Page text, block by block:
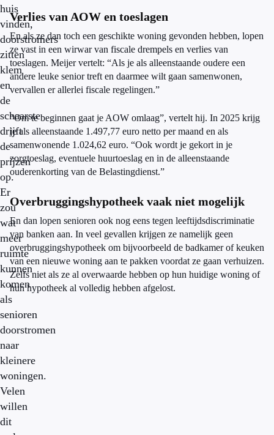
huis
vinden,
doorstromers
zitten
klem
en
de
schaarste
drijft
de
prijzen
op.
Er
zou
wat
meer
ruimte
kunnen
komen
als
senioren
doorstromen
naar
kleinere
woningen.
Velen
willen
dit
Verlies van AOW en toeslagen
En als ze dan toch een geschikte woning gevonden hebben, lopen
ze vast in een wirwar van fiscale drempels en verlies van
toeslagen. Meijer vertelt: “Als je als alleenstaande oudere een
andere leuke senior treft en daarmee wilt gaan samenwonen,
vervallen er allerlei fiscale regelingen.”
“Om te beginnen gaat je AOW omlaag”, vertelt hij. In 2025 krijg
je als alleenstaande 1.497,77 euro netto per maand en als
samenwonende 1.024,62 euro. “Ook wordt je gekort in je
zorgtoeslag, eventuele huurtoeslag en in de alleenstaande
ouderenkorting van de Belastingdienst.”
Overbruggingshypotheek vaak niet mogelijk
En dan lopen senioren ook nog eens tegen leeftijdsdiscriminatie
van banken aan. In veel gevallen krijgen ze namelijk geen
overbruggingshypotheek om bijvoorbeeld de badkamer of keuken
van een nieuwe woning aan te pakken voordat ze gaan verhuizen.
Zelfs niet als ze al overwaarde hebben op hun huidige woning of
hun hypotheek al volledig hebben afgelost.